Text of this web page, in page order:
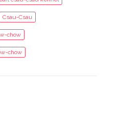
Csau-Csau
chow
chow